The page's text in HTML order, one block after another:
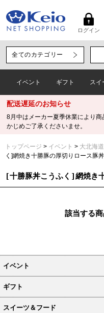
ログイン
イベント ギフト スイ
配送遅延のお知らせ
8月中はメーカー夏季休業により
かじめご了承くださいませ。
トップページ イベント 大北海
く]網焼き十勝豚の厚切りロース豚丼
[十勝豚丼こうふく]網焼き
該当する商
イベント
ギフト
スイーツ＆フード